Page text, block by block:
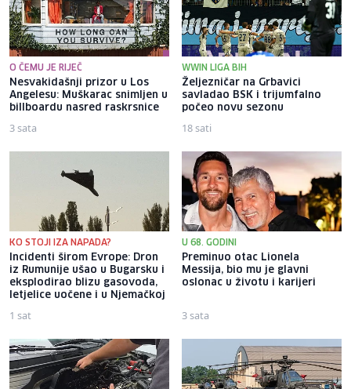
O ČEMU JE RIJEČ
Nesvakidašnji prizor u Los
Angelesu: Muškarac snimljen u
billboardu nasred raskrsnice
3 sata
WWIN LIGA BIH
Željezničar na Grbavici
savladao BSK i trijumfalno
počeo novu sezonu
18 sati
KO STOJI IZA NAPADA?
Incidenti širom Evrope: Dron
iz Rumunije ušao u Bugarsku i
eksplodirao blizu gasovoda,
letjelice uočene i u Njemačkoj
1 sat
U 68. GODINI
Preminuo otac Lionela
Messija, bio mu je glavni
oslonac u životu i karijeri
3 sata